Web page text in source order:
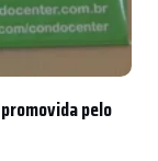
pelo